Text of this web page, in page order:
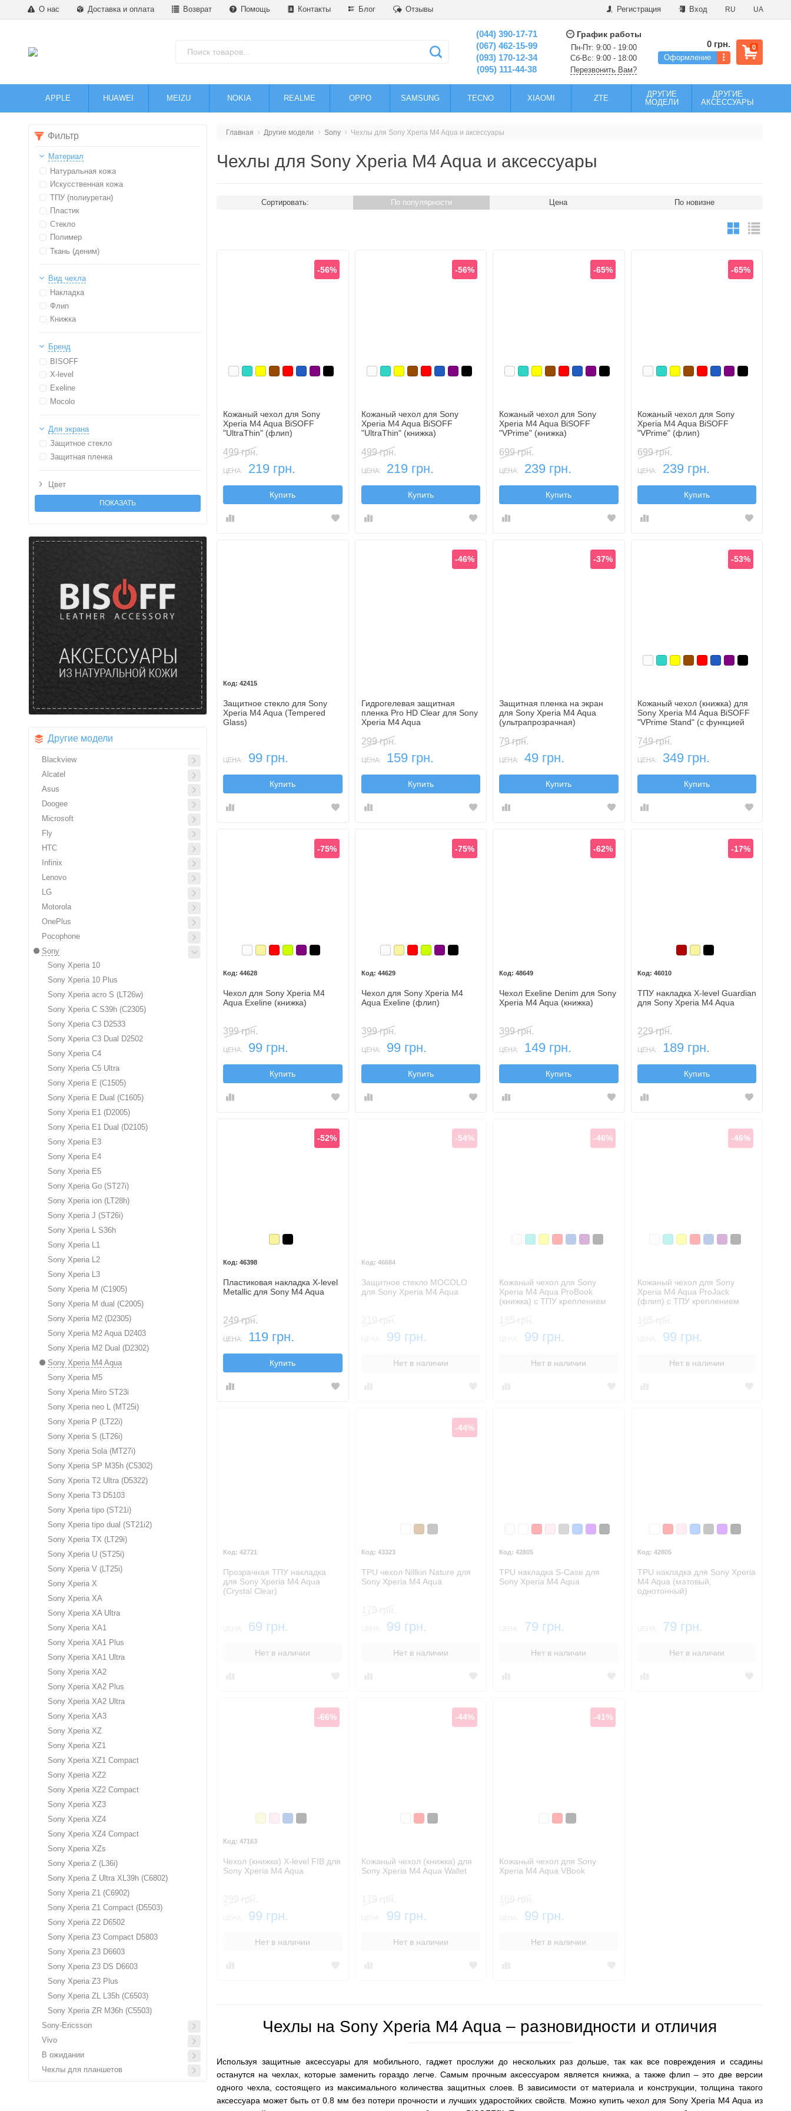
О нас Доставка и оплата Возврат Помощь Контакты Блог Отзывы Регистрация Вход RU UA
(044) 390-17-71
(067) 462-15-99
(093) 170-12-34
(095) 111-44-38
График работы
Пн-Пт: 9:00 - 19:00
Сб-Вс: 9:00 - 18:00
Перезвонить Вам?
0
0 грн.
Оформление
APPLE HUAWEI MEIZU NOKIA REALME OPPO SAMSUNG TECNO XIAOMI ZTE
ДРУГИЕ
МОДЕЛИ
ДРУГИЕ
АКСЕССУАРЫ
Фильтр
Материал
Натуральная кожа
Искусственная кожа
ТПУ (полиуретан)
Пластик
Стекло
Полимер
Ткань (деним)
Вид чехла
Накладка
Флип
Книжка
Бренд
BISOFF
X-level
Exeline
Mocolo
Для экрана
Защитное стекло
Защитная пленка
Цвет
Другие модели
Blackview
Alcatel
Asus
Doogee
Microsoft
Fly
HTC
Infinix
Lenovo
LG
Motorola
OnePlus
Pocophone
Sony
Sony Xperia 10
Sony Xperia 10 Plus
Sony Xperia acro S (LT26w)
Sony Xperia C S39h (C2305)
Sony Xperia C3 D2533
Sony Xperia C3 Dual D2502
Sony Xperia C4
Sony Xperia C5 Ultra
Sony Xperia E (C1505)
Sony Xperia E Dual (C1605)
Sony Xperia E1 (D2005)
Sony Xperia E1 Dual (D2105)
Sony Xperia E3
Sony Xperia E4
Sony Xperia E5
Sony Xperia Go (ST27i)
Sony Xperia ion (LT28h)
Sony Xperia J (ST26i)
Sony Xperia L S36h
Sony Xperia L1
Sony Xperia L2
Sony Xperia L3
Sony Xperia M (C1905)
Sony Xperia M dual (C2005)
Sony Xperia M2 (D2305)
Sony Xperia M2 Aqua D2403
Sony Xperia M2 Dual (D2302)
Sony Xperia M4 Aqua
Sony Xperia M5
Sony Xperia Miro ST23i
Sony Xperia neo L (MT25i)
Sony Xperia P (LT22i)
Sony Xperia S (LT26i)
Sony Xperia Sola (MT27i)
Sony Xperia SP M35h (C5302)
Sony Xperia T2 Ultra (D5322)
Sony Xperia T3 D5103
Sony Xperia tipo (ST21i)
Sony Xperia tipo dual (ST21i2)
Sony Xperia TX (LT29i)
Sony Xperia U (ST25i)
Sony Xperia V (LT25i)
Sony Xperia X
Sony Xperia XA
Sony Xperia XA Ultra
Sony Xperia XA1
Sony Xperia XA1 Plus
Sony Xperia XA1 Ultra
Sony Xperia XA2
Sony Xperia XA2 Plus
Sony Xperia XA2 Ultra
Sony Xperia XA3
Sony Xperia XZ
Sony Xperia XZ1
Sony Xperia XZ1 Compact
Sony Xperia XZ2
Sony Xperia XZ2 Compact
Sony Xperia XZ3
Sony Xperia XZ4
Sony Xperia XZ4 Compact
Sony Xperia XZs
Sony Xperia Z (L36i)
Sony Xperia Z Ultra XL39h (C6802)
Sony Xperia Z1 (C6902)
Sony Xperia Z1 Compact (D5503)
Sony Xperia Z2 D6502
Sony Xperia Z3 Compact D5803
Sony Xperia Z3 D6603
Sony Xperia Z3 DS D6603
Sony Xperia Z3 Plus
Sony Xperia ZL L35h (C6503)
Sony Xperia ZR M36h (C5503)
Sony-Ericsson
Vivo
В ожидании
Чехлы для планшетов
Главная Другие модели Sony Чехлы для Sony Xperia M4 Aqua и аксессуары
Чехлы для Sony Xperia M4 Aqua и аксессуары
Сортировать: По популярности Цена По новизне
БелыйБирюзовый
Желтый
Коричневый
Красный
Синий, темный
Фиолетовый, темный
Черный
-56%
Кожаный чехол для Sony
Xperia M4 Aqua BiSOFF
"UltraThin" (флип)
499 грн.
ЦЕНА: 219 грн.
Купить
БелыйБирюзовый
Желтый
Коричневый
Красный
Синий, темный
Фиолетовый, темный
Черный
-56%
Кожаный чехол для Sony
Xperia M4 Aqua BiSOFF
"UltraThin" (книжка)
499 грн.
ЦЕНА: 219 грн.
Купить
БелыйБирюзовый
Желтый
Коричневый
Красный
Синий, темный
Фиолетовый, темный
Черный
-65%
Кожаный чехол для Sony
Xperia M4 Aqua BiSOFF
"VPrime" (книжка)
699 грн.
ЦЕНА: 239 грн.
Купить
БелыйБирюзовый
Желтый
Коричневый
Красный
Синий, темный
Фиолетовый,
Черный
-65%
Кожаный чехол для Sony
Xperia M4 Aqua BiSOFF
"VPrime" (флип)
699 грн.
ЦЕНА: 239 грн.
Купить
42415
Защитное стекло для Sony
Xperia M4 Aqua (Tempered
Glass)
ЦЕНА: 99 грн.
Купить
-46%
Гидрогелевая защитная
пленка Pro HD Clear для Sony
Xperia M4 Aqua
299 грн.
ЦЕНА: 159 грн.
Купить
-37%
Защитная пленка на экран
для Sony Xperia M4 Aqua
(ультрапрозрачная)
79 грн.
ЦЕНА: 49 грн.
Купить
БелыйБирюзовый
Желтый
Коричневый
Красный
Синий, темный
Фиолетовый,
Черный
-53%
Кожаный чехол (книжка) для
Sony Xperia M4 Aqua BiSOFF
"VPrime Stand" (с функцией
749 грн.
ЦЕНА: 349 грн.
Купить
БелыйЗолотой
Красный
ЛаймФиолетовый, темный
Черный
-75%
44628
Чехол для Sony Xperia M4
Aqua Exeline (книжка)
399 грн.
ЦЕНА: 99 грн.
Купить
БелыйЗолотой
Красный
ЛаймФиолетовый, темный
Черный
-75%
44629
Чехол для Sony Xperia M4
Aqua Exeline (флип)
399 грн.
ЦЕНА: 99 грн.
Купить
-62%
48649
Чехол Exeline Denim для Sony
Xperia M4 Aqua (книжка)
399 грн.
ЦЕНА: 149 грн.
Купить
Бордовый
Золотой
Черный
-17%
46010
ТПУ накладка X-level Guardiаn
для Sony Xperia M4 Aqua
229 грн.
ЦЕНА: 189 грн.
Купить
Золотой
Черный
-52%
46398
Пластиковая накладка X-level
Metallic для Sony M4 Aqua
249 грн.
ЦЕНА: 119 грн.
Купить
-54%
46684
Защитное стекло MOCOLO
для Sony Xperia M4 Aqua
99 грн.
Нет в наличии
Белый
Бирюзовый
Желтый
Красный
Синий, темный
Фиолетовый, темный
Черный
-46%
Кожаный чехол для Sony
Xperia M4 Aqua ProBook
(книжка) с ТПУ креплением
99 грн.
Нет в наличии
Белый
Бирюзовый
Желтый
Красный
Синий, темный
Фиолетовый,
Черный
-46%
Кожаный чехол для Sony
Xperia M4 Aqua ProJack
(флип) с ТПУ креплением
99 грн.
Нет в наличии
42721
Прозрачная ТПУ накладка
для Sony Xperia M4 Aqua
(Crystal Clear)
69 грн.
Нет в наличии
Бесцветный
Коричневый
Темный
-44%
43323
TPU чехол Nillkin Nature для
Sony Xperia M4 Aqua
99 грн.
Нет в наличии
БелыйБесцветный
Красный
Розовый
СерыйСинийФиолетовый
Черный
42805
TPU накладка S-Case для
Sony Xperia M4 Aqua
79 грн.
Нет в наличии
Бесцветный
Красный
Розовый
СинийТемный
Фиолетовый
Черный
42805
TPU накладка для Sony Xperia
M4 Aqua (матовый,
однотонный)
79 грн.
Нет в наличии
ЗолотойРозовый
Синий, темный
Черный
-66%
47163
Чехол (книжка) X-level FIB для
Sony Xperia M4 Aqua
99 грн.
Нет в наличии
Белый
Красный
Черный
-44%
Кожаный чехол (книжка) для
Sony Xperia M4 Aqua Wallet
99 грн.
Нет в наличии
Белый
Красный
Черный
-41%
Кожаный чехол для Sony
Xperia M4 Aqua VBook
99 грн.
Нет в наличии
Чехлы на Sony Xperia M4 Aqua – разновидности и отличия
Используя защитные аксессуары для мобильного, гаджет прослужи до нескольких раз дольше, так как все повреждения и ссадины
останутся на чехлах, которые заменить гораздо легче. Самым прочным аксессуаром является книжка, а также флип – это две версии
одного чехла, состоящего из максимального количества защитных слоев. В зависимости от материала и конструкции, толщина такого
аксессуара может быть от 0.8 мм без потери прочности и лучших ударостойких свойств. Можно купить чехол для Sony Xperia M4 Aqua из